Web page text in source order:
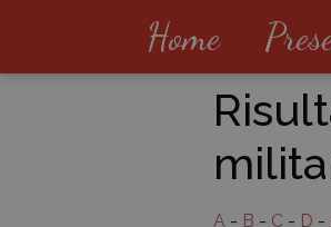
Home
A - B - C - D -